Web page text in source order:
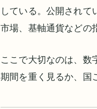
している。公開され
市場、基軸通貨などの
ここで大切なのは、数
期間を重く見るか、国